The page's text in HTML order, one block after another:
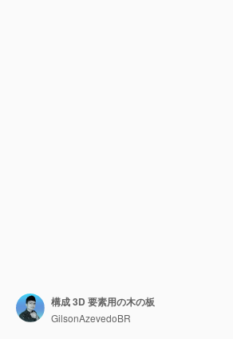
構成 3D 要素用の木の板
GilsonAzevedoBR